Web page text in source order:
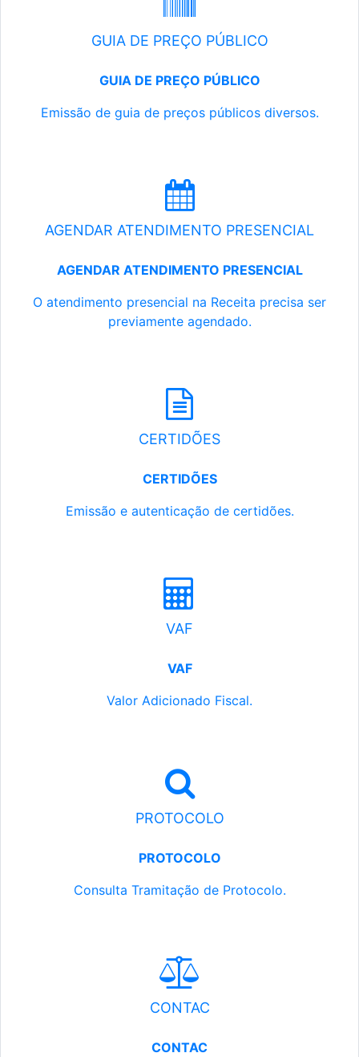
GUIA DE PREÇO PÚBLICO
GUIA DE PREÇO PÚBLICO
Emissão de guia de preços públicos diversos.
AGENDAR ATENDIMENTO PRESENCIAL
AGENDAR ATENDIMENTO PRESENCIAL
O atendimento presencial na Receita precisa ser
previamente agendado.
CERTIDÕES
CERTIDÕES
Emissão e autenticação de certidões.
VAF
VAF
Valor Adicionado Fiscal.
PROTOCOLO
PROTOCOLO
Consulta Tramitação de Protocolo.
CONTAC
CONTAC